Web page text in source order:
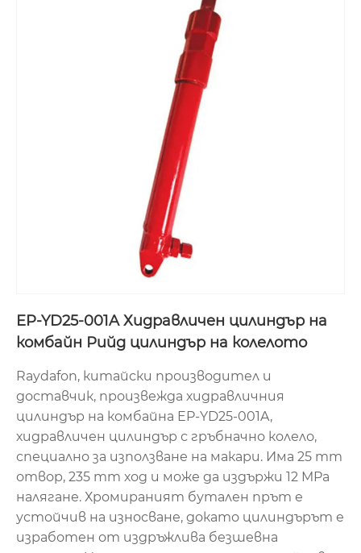
EP-YD25-001A Хидравличен цилиндър на
комбайн Рийд цилиндър на колелото
Raydafon, китайски производител и
доставчик, произвежда хидравличния
цилиндър на комбайна EP-YD25-001A,
хидравличен цилиндър с гръбначно колело,
специално за използване на макари. Има 25 mm
отвор, 235 mm ход и може да издържи 12 MPa
налягане. Хромираният бутален прът е
устойчив на износване, докато цилиндърът е
изработен от издръжлива безшевна